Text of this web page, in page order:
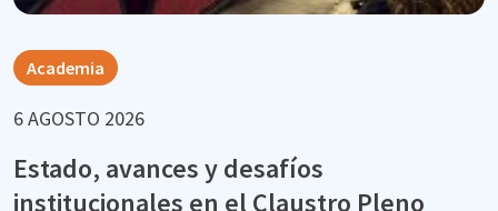
Academia
6 AGOSTO 2026
Estado, avances y desafíos
institucionales en el Claustro Pleno